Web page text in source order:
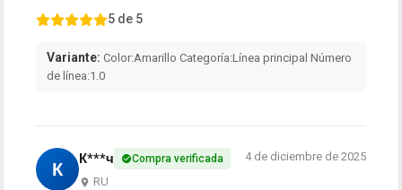
5 de 5
Variante: Color:Amarillo Categoría:Línea principal Número
de línea:1.0
К К***ч Compra verificada
RU
4 de diciembre de 2025